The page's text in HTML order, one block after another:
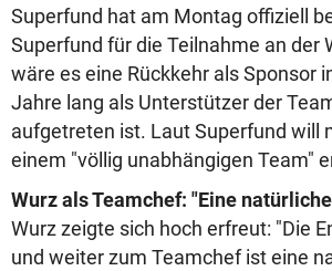
Superfund hat am Montag offiziell
Superfund für die Teilnahme an der
wäre es eine Rückkehr als Sponsor
Jahre lang als Unterstützer der
aufgetreten ist. Laut Superfund will
einem "völlig unabhängigen Team"
Wurz als Teamchef: "Eine
Wurz zeigte sich hoch erfreut: "Die
und weiter zum Teamchef ist eine